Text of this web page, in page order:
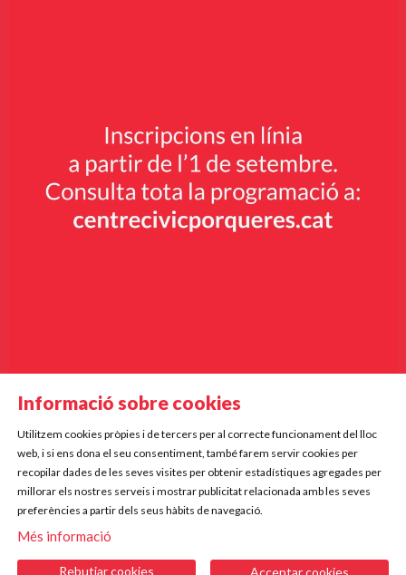
Diapositiva 2 de 9
Mercè Rodoreda, 5
17834 Porqueres
Telf. 972 573 612 | 672 220 255
Sitemap | Avís Legal | Ús de Cookies | Contactar
Informació sobre cookies
Utilitzem cookies pròpies i de tercers per al correcte funcionament del lloc
web, i si ens dona el seu consentiment, també farem servir cookies per
recopilar dades de les seves visites per obtenir estadístiques agregades per
millorar els nostres serveis i mostrar publicitat relacionada amb les seves
preferències a partir dels seus hàbits de navegació.
Més informació
Acceptar cookies
Rebutjar cookies